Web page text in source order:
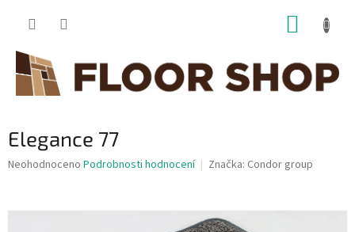
Elegance 77
Průměrné
je
Neohodnoceno Podrobnosti hodnocení Značka: Condor group